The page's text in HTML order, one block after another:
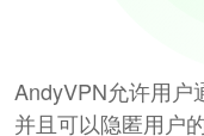
AndyVPN允许用户
并且可以隐匿用户